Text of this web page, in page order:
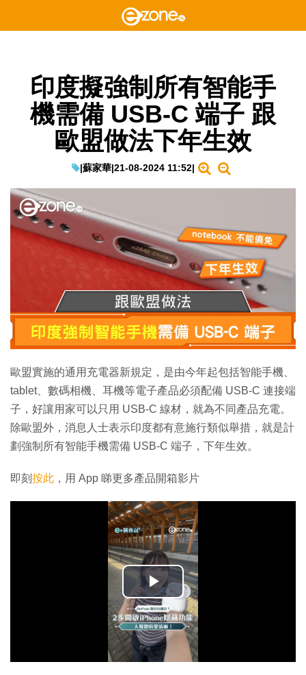
印度擬強制所有智能手
機需備 USB-C 端子 跟
歐盟做法下年生效
|蘇家華|21-08-2024 11:52|
歐盟實施的通用充電器新規定，是由今年起包括智能手機、
tablet、數碼相機、耳機等電子產品必須配備 USB-C 連接端
子，好讓用家可以只用 USB-C 線材，就為不同產品充電。
除歐盟外，消息人士表示印度都有意施行類似舉措，就是計
劃強制所有智能手機需備 USB-C 端子，下年生效。
即刻 按此 ，用 App 睇更多產品開箱影片
播
放
影